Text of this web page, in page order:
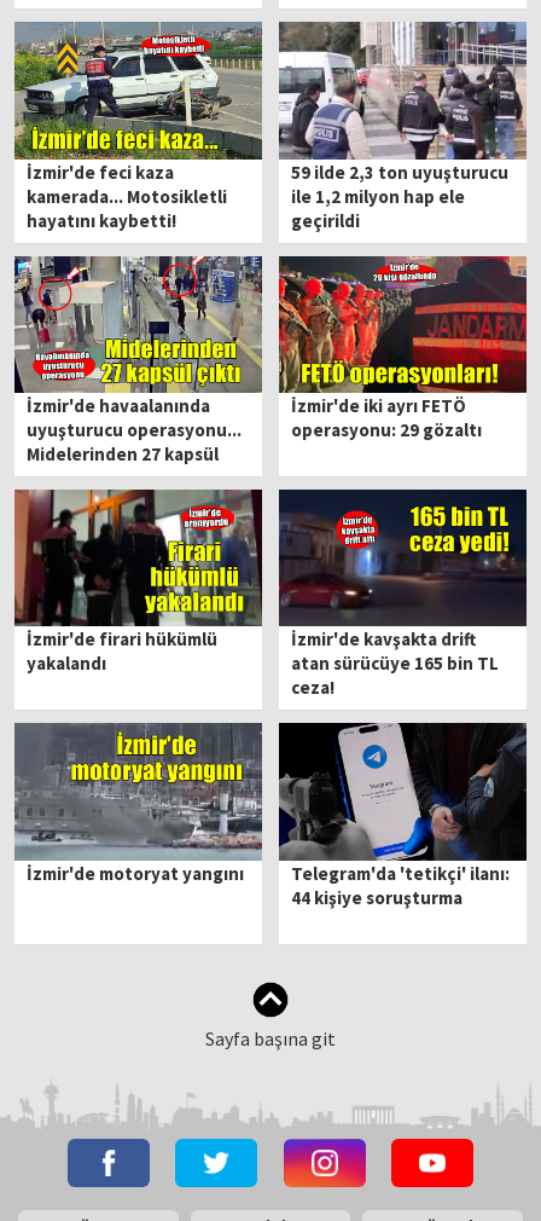
İzmir'de feci kaza
kamerada... Motosikletli
hayatını kaybetti!
59 ilde 2,3 ton uyuşturucu
ile 1,2 milyon hap ele
geçirildi
İzmir'de havaalanında
uyuşturucu operasyonu...
Midelerinden 27 kapsül
çıktı!
İzmir'de iki ayrı FETÖ
operasyonu: 29 gözaltı
İzmir'de firari hükümlü
yakalandı
İzmir'de kavşakta drift
atan sürücüye 165 bin TL
ceza!
İzmir'de motoryat yangını
Telegram'da 'tetikçi' ilanı:
44 kişiye soruşturma
Sayfa başına git